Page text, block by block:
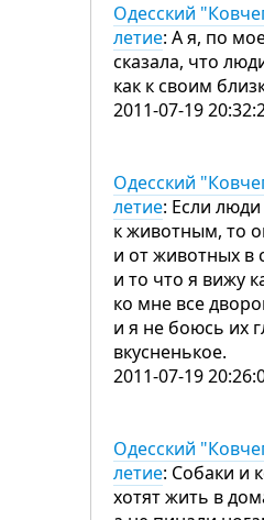
Одесский
летие: А я, по
сказала, что
как к своим
2011-07-19
Одесский
летие: Если
к животным, то
и от животных в
и то что я вижу
ко мне все
и я не боюсь их
вкусненькое.
2011-07-19
Одесский
летие: Собаки и
хотят жить в